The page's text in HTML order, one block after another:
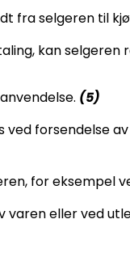
fra selgeren til
kan selgeren
(5)
forsendelse
for eksempel
varen eller ved